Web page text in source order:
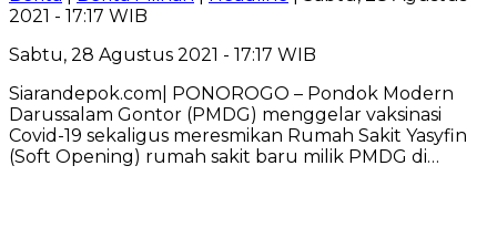
2021 - 17:17 WIB
Sabtu, 28 Agustus 2021 - 17:17 WIB
Siarandepok.com| PONOROGO – Pondok Modern
Darussalam Gontor (PMDG) menggelar vaksinasi
Covid-19 sekaligus meresmikan Rumah Sakit Yasyfin
(Soft Opening) rumah sakit baru milik PMDG di…